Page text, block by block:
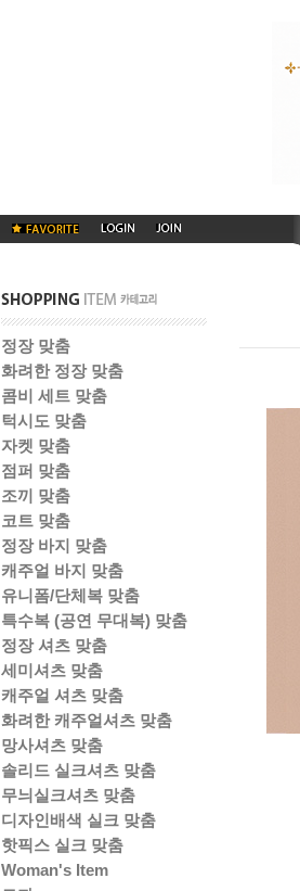
정장 맞춤
화려한 정장 맞춤
콤비 세트 맞춤
턱시도 맞춤
자켓 맞춤
점퍼 맞춤
조끼 맞춤
코트 맞춤
정장 바지 맞춤
캐주얼 바지 맞춤
유니폼/단체복 맞춤
특수복 (공연 무대복) 맞춤
정장 셔츠 맞춤
세미셔츠 맞춤
캐주얼 셔츠 맞춤
화려한 캐주얼셔츠 맞춤
망사셔츠 맞춤
솔리드 실크셔츠 맞춤
무늬실크셔츠 맞춤
디자인배색 실크 맞춤
핫픽스 실크 맞춤
Woman's Item